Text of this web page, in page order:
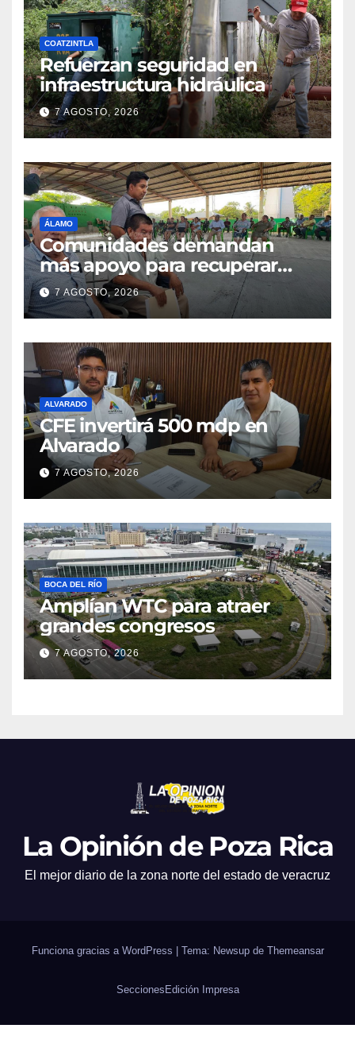
COATZINTLA
Refuerzan seguridad en
infraestructura hidráulica
7 AGOSTO, 2026
ÁLAMO
Comunidades demandan
más apoyo para recuperar
parcelas
7 AGOSTO, 2026
ALVARADO
CFE invertirá 500 mdp en
Alvarado
7 AGOSTO, 2026
BOCA DEL RÍO
Amplían WTC para atraer
grandes congresos
7 AGOSTO, 2026
La Opinión de Poza Rica
El mejor diario de la zona norte del estado de veracruz
Funciona gracias a WordPress Tema: Newsup de Themeansar
Secciones Edición Impresa